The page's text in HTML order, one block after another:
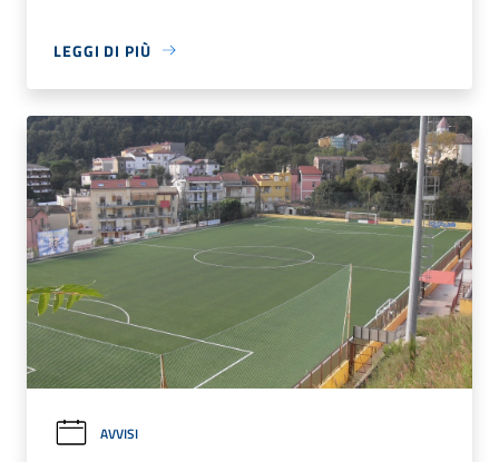
LEGGI DI PIÙ
AVVISI